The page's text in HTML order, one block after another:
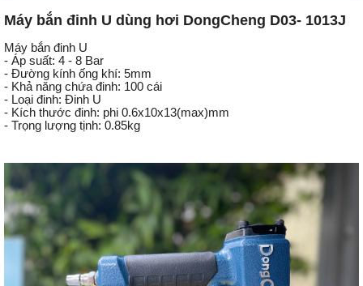
Máy bắn đinh U dùng hơi DongCheng D03- 1013J
Máy bắn đinh U
- Áp suất: 4 - 8 Bar
- Đường kính ống khí: 5mm
- Khả năng chứa đinh: 100 cái
- Loại đinh: Đinh U
- Kích thước đinh: phi 0.6x10x13(max)mm
- Trọng lượng tịnh: 0.85kg